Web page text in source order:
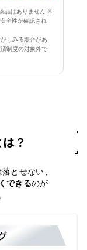
品はありません ※
全性が確認され
しみる場合があ
制度の対象外で
？
とせない、
できるのが